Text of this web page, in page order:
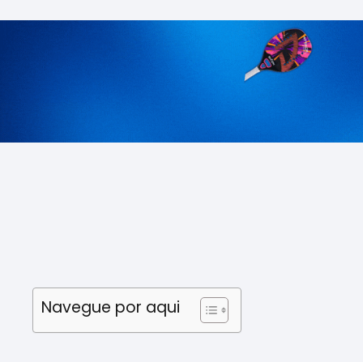
Navegue por aqui